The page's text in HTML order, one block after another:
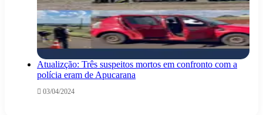
Atualizção: Três suspeitos mortos em confronto com a
polícia eram de Apucarana
03/04/2024